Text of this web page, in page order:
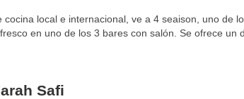
cocina local e internacional, ve a 4 seaison, uno
en uno de los 3 bares con salón. Se ofrece
Safi